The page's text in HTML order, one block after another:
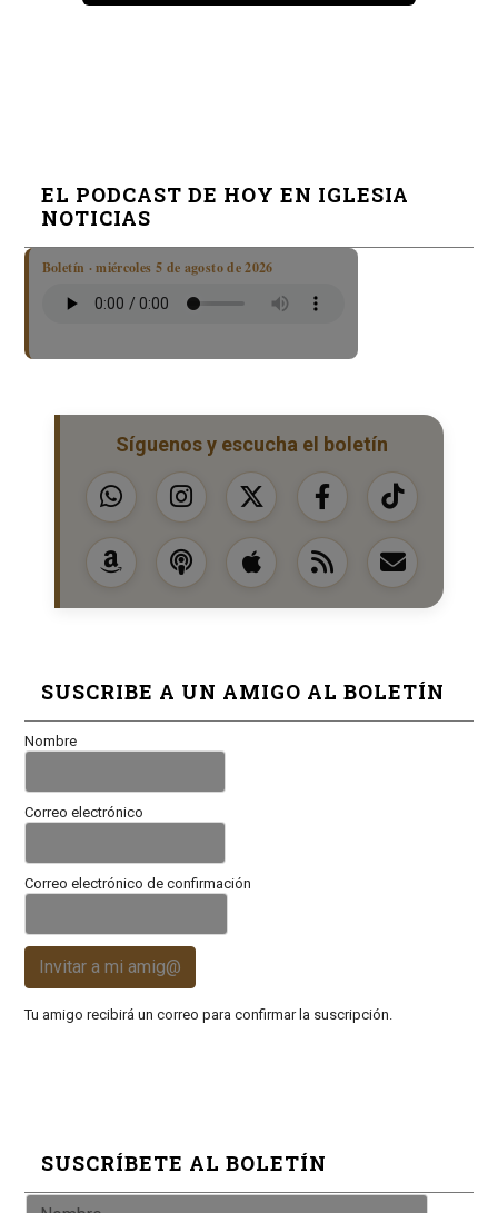
EL PODCAST DE HOY EN IGLESIA
NOTICIAS
Boletín · miércoles 5 de agosto de 2026
Síguenos y escucha el boletín
SUSCRIBE A UN AMIGO AL BOLETÍN
Nombre
Correo electrónico
Correo electrónico de confirmación
Invitar a mi amig@
Tu amigo recibirá un correo para confirmar la suscripción.
SUSCRÍBETE AL BOLETÍN